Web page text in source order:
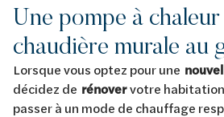
Une pompe à
chaudière murale au
Lorsque vous optez pour une
décidez de rénovervotre
passer à un mode de chauffage